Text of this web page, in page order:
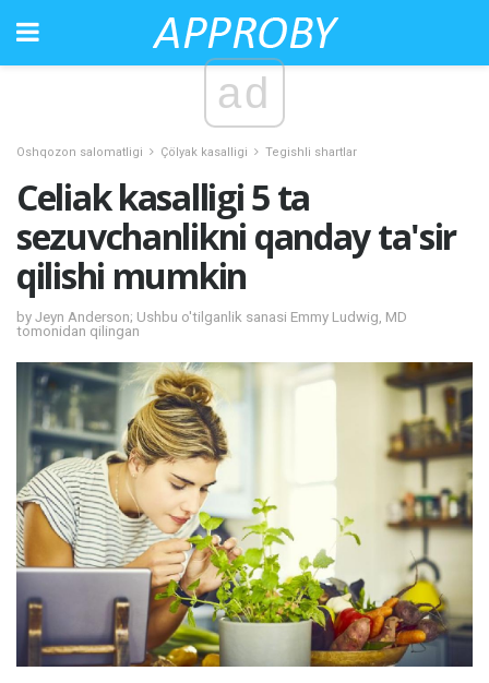
ad
Oshqozon salomatligi Çölyak kasalligi Tegishli shartlar
Celiak kasalligi 5 ta
sezuvchanlikni qanday ta'sir
qilishi mumkin
by Jeyn Anderson; Ushbu o'tilganlik sanasi Emmy Ludwig, MD
tomonidan qilingan